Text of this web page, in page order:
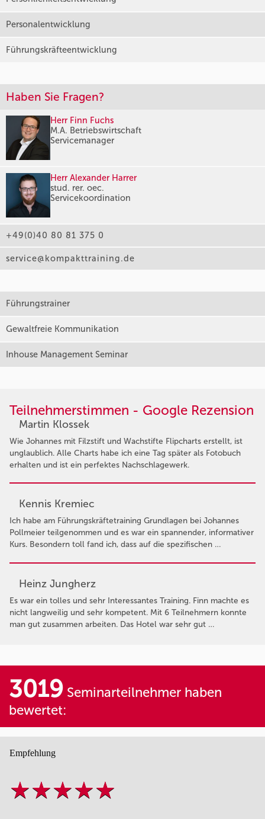
Personalentwicklung
Führungskräfteentwicklung
Haben Sie Fragen?
Herr Finn Fuchs
M.A. Betriebswirtschaft
Servicemanager
Herr Alexander Harrer
stud. rer. oec.
Servicekoordination
+49(0)40 80 81 375 0
service@kompakttraining.de
Führungstrainer
Gewaltfreie Kommunikation
Inhouse Management Seminar
Teilnehmerstimmen - Google Rezension
Martin Klossek
Wie Johannes mit Filzstift und Wachstifte Flipcharts erstellt, ist
unglaublich. Alle Charts habe ich eine Tag später als Fotobuch
erhalten und ist ein perfektes Nachschlagewerk.
Kennis Kremiec
Ich habe am Führungskräftetraining Grundlagen bei Johannes
Pollmeier teilgenommen und es war ein spannender, informativer
Kurs. Besondern toll fand ich, dass auf die spezifischen …
Heinz Jungherz
Es war ein tolles und sehr Interessantes Training. Finn machte es
nicht langweilig und sehr kompetent. Mit 6 Teilnehmern konnte
man gut zusammen arbeiten. Das Hotel war sehr gut …
3019 Seminarteilnehmer haben
bewertet:
Empfehlung